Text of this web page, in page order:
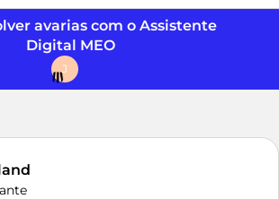
avarias com o Assistente
Digital MEO
J